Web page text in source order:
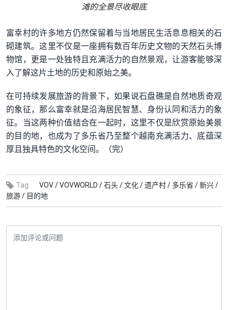
滩的全景尽收眼底
富幸村的许多地方仍然保留着与当地居民生活息息相关的石
砌建筑。这里不仅是一座拥有数百年历史文物的天然石头博
物馆，更是一处独特且充满活力的自然景观，让游客能够深
入了解这片土地的历史和原始之美。
在可持续发展旅游的背景下，如果说石盘礁是自然地质奇观
的象征，那么富幸就是沿海居民智慧、身份认同和活力的象
征。当这两种价值结合在一起时，这里不仅是欣赏原始美景
的目的地，也成为了多乐省乃至整个越南充满活力、底蕴深
厚且独具特色的文化空间。（完）
Tag: VOV /VOVWORLD /石头 /文化 /遗产村 / 多乐省 /新兴 /
旅游 / 目的地